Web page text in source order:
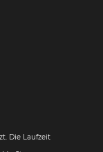
Die Laufzeit